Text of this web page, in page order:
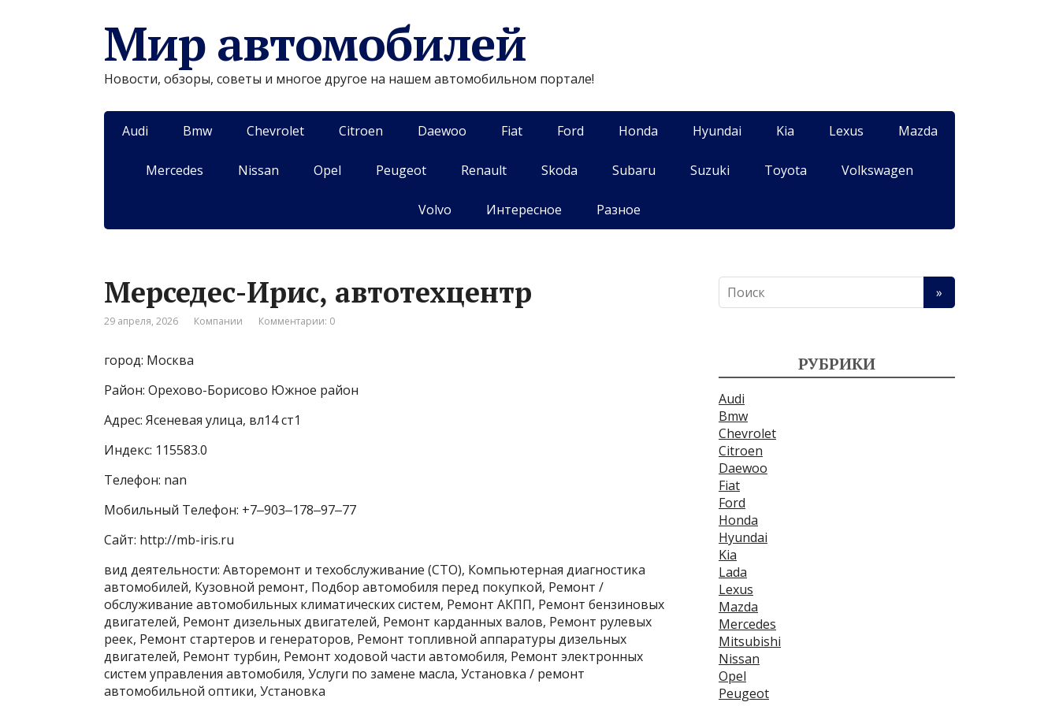
Мир автомобилей
Новости, обзоры, советы и многое другое на нашем автомобильном портале!
Audi Bmw Chevrolet Citroen Daewoo Fiat Ford Honda Hyundai Kia Lexus Mazda
Mercedes Nissan Opel Peugeot Renault Skoda Subaru Suzuki Toyota Volkswagen
Volvo Интересное Разное
Мерседес-Ирис, автотехцентр
29 апреля, 2026 Компании Комментарии: 0
город: Москва
Район: Орехово-Борисово Южное район
Адрес: Ясеневая улица, вл14 ст1
Индекс: 115583.0
Телефон: nan
Мобильный Телефон: +7‒903‒178‒97‒77
Сайт: http://mb-iris.ru
вид деятельности: Авторемонт и техобслуживание (СТО), Компьютерная диагностика
автомобилей, Кузовной ремонт, Подбор автомобиля перед покупкой, Ремонт /
обслуживание автомобильных климатических систем, Ремонт АКПП, Ремонт бензиновых
двигателей, Ремонт дизельных двигателей, Ремонт карданных валов, Ремонт рулевых
реек, Ремонт стартеров и генераторов, Ремонт топливной аппаратуры дизельных
двигателей, Ремонт турбин, Ремонт ходовой части автомобиля, Ремонт электронных
систем управления автомобиля, Услуги по замене масла, Установка / ремонт
автомобильной оптики, Установка
РУБРИКИ
Audi
Bmw
Chevrolet
Citroen
Daewoo
Fiat
Ford
Honda
Hyundai
Kia
Lada
Lexus
Mazda
Mercedes
Mitsubishi
Nissan
Opel
Peugeot